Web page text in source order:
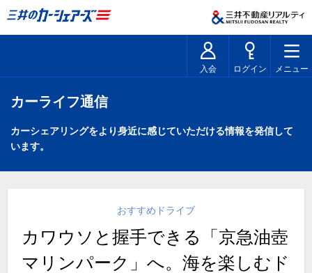
入会 ログイン メニュー
カーライフ通信
カーシェアリングをより身近に感じていただける情報を発信して
います。
おすすめドライブ
カワウソと握手できる「京急油壺
マリンパーク」へ。海を楽しむド